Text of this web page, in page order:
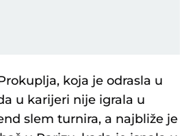
koja je odrasla u
u karijeri nije igrala u
slem turnira, a najbliže je